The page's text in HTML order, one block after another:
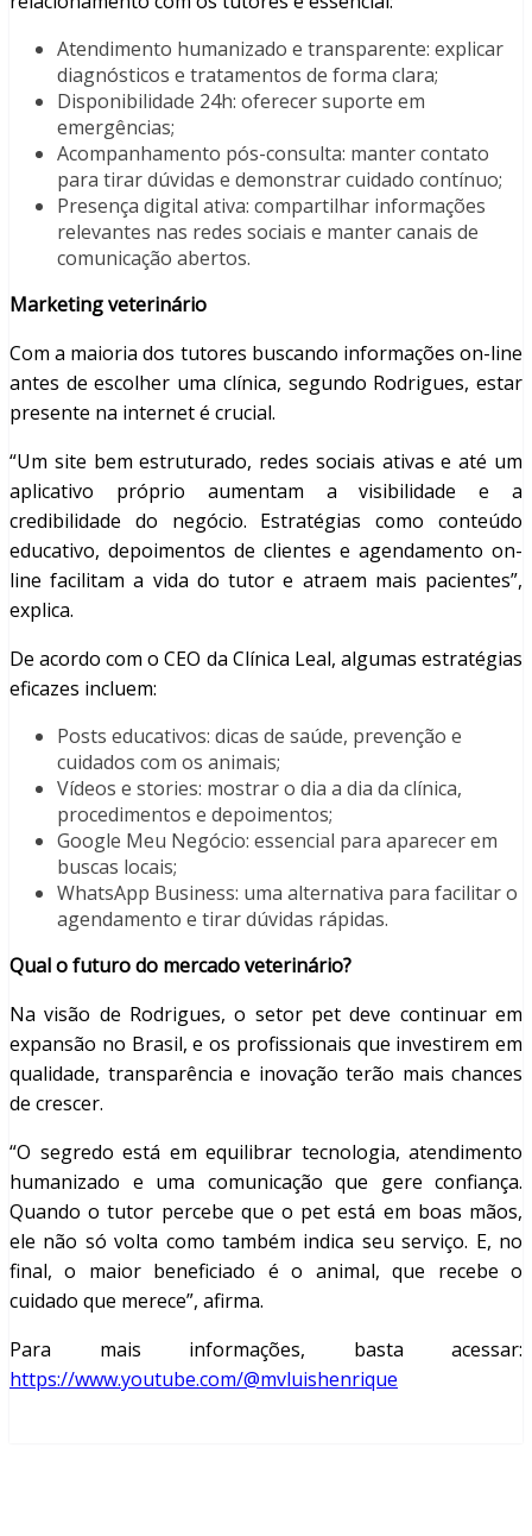
Atendimento humanizado e transparente: explicar
diagnósticos e tratamentos de forma clara;
Disponibilidade 24h: oferecer suporte em
emergências;
Acompanhamento pós-consulta: manter contato
para tirar dúvidas e demonstrar cuidado contínuo;
Presença digital ativa: compartilhar informações
relevantes nas redes sociais e manter canais de
comunicação abertos.
Marketing veterinário
Com a maioria dos tutores buscando informações on-line
antes de escolher uma clínica, segundo Rodrigues, estar
presente na internet é crucial.
“Um site bem estruturado, redes sociais ativas e até um
aplicativo próprio aumentam a visibilidade e a
credibilidade do negócio. Estratégias como conteúdo
educativo, depoimentos de clientes e agendamento on-
line facilitam a vida do tutor e atraem mais pacientes”,
explica.
De acordo com o CEO da Clínica Leal, algumas estratégias
eficazes incluem:
Posts educativos: dicas de saúde, prevenção e
cuidados com os animais;
Vídeos e stories: mostrar o dia a dia da clínica,
procedimentos e depoimentos;
Google Meu Negócio: essencial para aparecer em
buscas locais;
WhatsApp Business: uma alternativa para facilitar o
agendamento e tirar dúvidas rápidas.
Qual o futuro do mercado veterinário?
Na visão de Rodrigues, o setor pet deve continuar em
expansão no Brasil, e os profissionais que investirem em
qualidade, transparência e inovação terão mais chances
de crescer.
“O segredo está em equilibrar tecnologia, atendimento
humanizado e uma comunicação que gere confiança.
Quando o tutor percebe que o pet está em boas mãos,
ele não só volta como também indica seu serviço. E, no
final, o maior beneficiado é o animal, que recebe o
cuidado que merece”, afirma.
Para mais informações, basta acessar:
https://www.youtube.com/@mvluishenrique